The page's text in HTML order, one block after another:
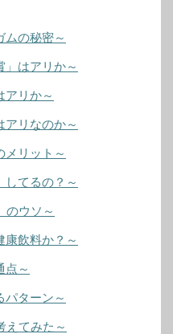
ムの秘密～
」はアリか～
アリか～
アリなのか～
メリット～
してるの？～
のウソ～
康飲料か？～
点～
パターン～
えてみた～